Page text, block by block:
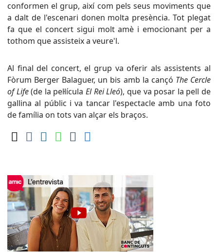
conformen el grup, així com pels seus moviments que
a dalt de l'escenari donen molta presència. Tot plegat
fa que el concert sigui molt amè i emocionant per a
tothom que assisteix a veure'l.
Al final del concert, el grup va oferir als assistents al
Fòrum Berger Balaguer, un bis amb la cançó The Cercle
of Life(de la pel·lículaEl Rei Lleó), que va posar la pell de
gallina al públic i va tancar l'espectacle amb una foto
de família on tots van alçar els braços.